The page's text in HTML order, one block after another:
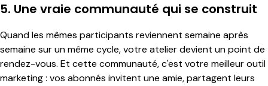
5. Une vraie communauté qui se construit
Quand les mêmes participants reviennent semaine après
semaine sur un même cycle, votre atelier devient un point de
rendez-vous. Et cette communauté, c'est votre meilleur outil
marketing : vos abonnés invitent une amie, partagent leurs